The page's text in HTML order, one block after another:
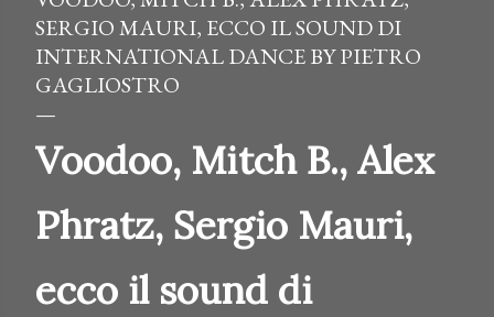
SERGIO MAURI, ECCO IL SOUND DI
INTERNATIONAL DANCE BY PIETRO
GAGLIOSTRO
Voodoo, Mitch B., Alex
Phratz, Sergio Mauri,
ecco il sound di